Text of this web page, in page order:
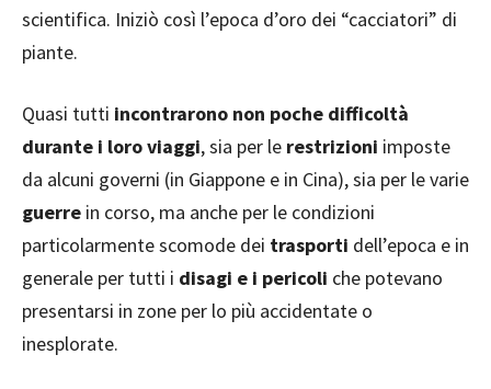
scientifica. Iniziò così l’epoca d’oro dei “cacciatori” di
piante.
Quasi tutti incontrarono non poche difficoltà
durante i loro viaggi, sia per le restrizioni imposte
da alcuni governi (in Giappone e in Cina), sia per le varie
guerre in corso, ma anche per le condizioni
particolarmente scomode dei trasporti dell’epoca e in
generale per tutti i disagi e i pericoli che potevano
presentarsi in zone per lo più accidentate o
inesplorate.